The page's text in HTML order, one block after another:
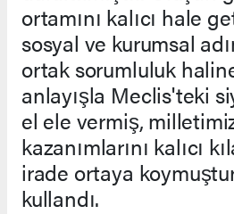
ortamını kalıcı hale
sosyal ve kurumsal
ortak sorumluluk
anlayışla Meclis'teki
el ele vermiş,
kazanımlarını kalıcı
irade ortaya
kullandı.